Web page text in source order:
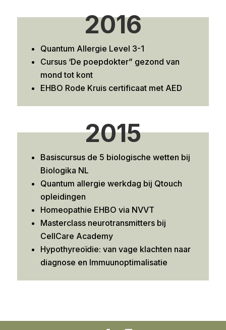
2016
Quantum Allergie Level 3-1
Cursus ‘De poepdokter” gezond van
mond tot kont
EHBO Rode Kruis certificaat met AED
2015
Basiscursus de 5 biologische wetten bij
Biologika NL
Quantum allergie werkdag bij Qtouch
opleidingen
Homeopathie EHBO via NVVT
Masterclass neurotransmitters bij
CellCare Academy
Hypothyreoïdie: van vage klachten naar
diagnose en Immuunoptimalisatie